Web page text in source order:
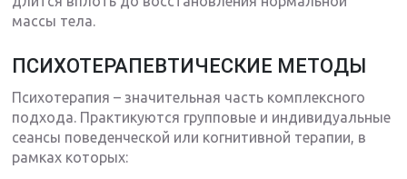
массы тела.
ПСИХОТЕРАПЕВТИЧЕСКИЕ МЕТОДЫ
Психотерапия – значительная часть комплексного
подхода. Практикуются групповые и индивидуальные
сеансы поведенческой или когнитивной терапии, в
рамках которых: